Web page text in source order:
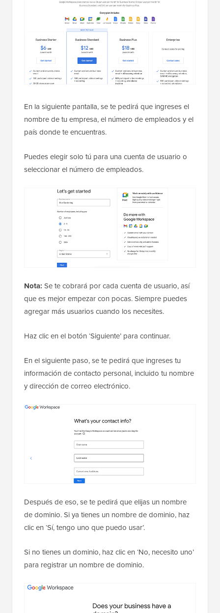
En la siguiente pantalla, se te pedirá que ingreses el
nombre de tu empresa, el número de empleados y el
país donde te encuentras.
Puedes elegir solo tú para una cuenta de usuario o
seleccionar el número de empleados.
Nota: Se te cobrará por cada cuenta de usuario, así
que es mejor empezar con pocas. Siempre puedes
agregar más usuarios cuando los necesites.
Haz clic en el botón ‘Siguiente’ para continuar.
En el siguiente paso, se te pedirá que ingreses tu
información de contacto personal, incluido tu nombre
y dirección de correo electrónico.
Después de eso, se te pedirá que elijas un nombre
de dominio. Si ya tienes un nombre de dominio, haz
clic en ‘Sí, tengo uno que puedo usar’.
Si no tienes un dominio, haz clic en ‘No, necesito uno’
para registrar un nombre de dominio.